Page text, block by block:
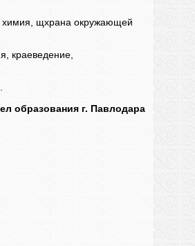
химия, щхрана окружающей
краеведение,
образования г. Павлодара